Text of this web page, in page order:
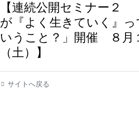
【連続公開セミナー２
が『よく生きていく』っ
いうこと？」開催 ８月
（土）】
サイトへ戻る